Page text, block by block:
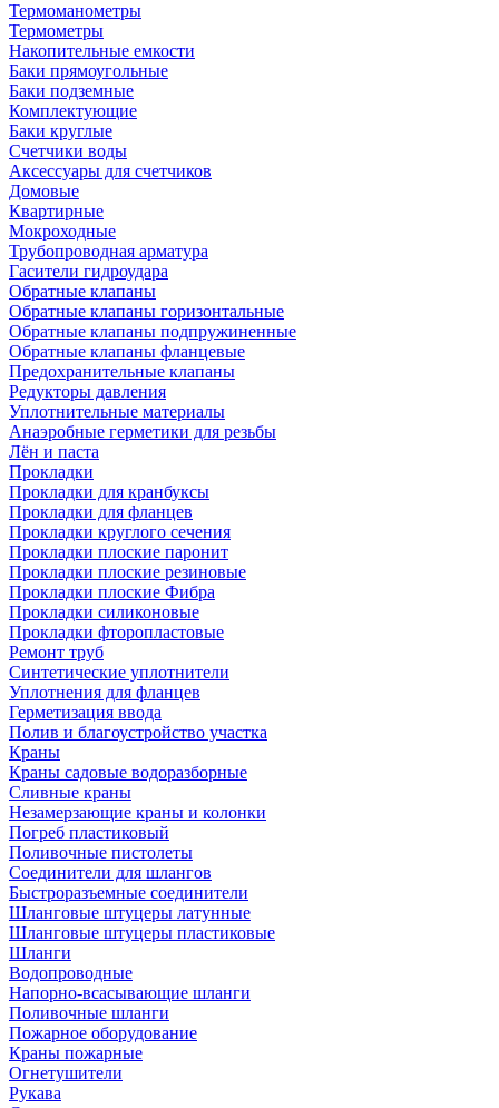
Термоманометры
Термометры
Накопительные емкости
Баки прямоугольные
Баки подземные
Комплектующие
Баки круглые
Счетчики воды
Аксессуары для счетчиков
Домовые
Квартирные
Мокроходные
Трубопроводная арматура
Гасители гидроудара
Обратные клапаны
Обратные клапаны горизонтальные
Обратные клапаны подпружиненные
Обратные клапаны фланцевые
Предохранительные клапаны
Редукторы давления
Уплотнительные материалы
Анаэробные герметики для резьбы
Лён и паста
Прокладки
Прокладки для кранбуксы
Прокладки для фланцев
Прокладки круглого сечения
Прокладки плоские паронит
Прокладки плоские резиновые
Прокладки плоские Фибра
Прокладки силиконовые
Прокладки фторопластовые
Ремонт труб
Синтетические уплотнители
Уплотнения для фланцев
Герметизация ввода
Полив и благоустройство участка
Краны
Краны садовые водоразборные
Сливные краны
Незамерзающие краны и колонки
Погреб пластиковый
Поливочные пистолеты
Соединители для шлангов
Быстроразъемные соединители
Шланговые штуцеры латунные
Шланговые штуцеры пластиковые
Шланги
Водопроводные
Напорно-всасывающие шланги
Поливочные шланги
Пожарное оборудование
Краны пожарные
Огнетушители
Рукава